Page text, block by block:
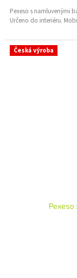
Pexeso s namluvenými
Určeno do interiéru.
Česká výroba